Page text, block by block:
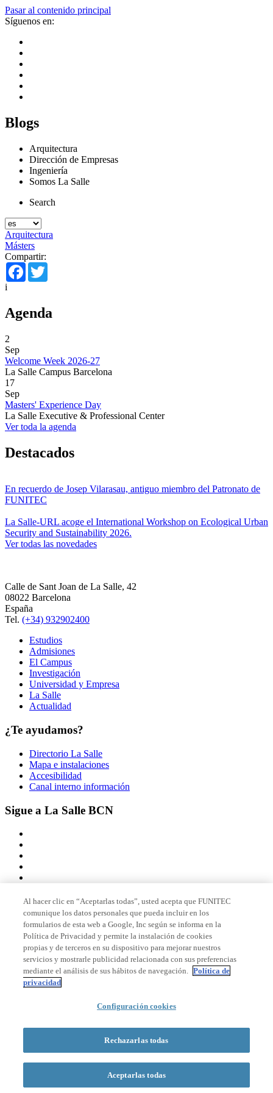
Pasar al contenido principal
Síguenos en:
Blogs
Arquitectura
Dirección de Empresas
Ingeniería
Somos La Salle
Search
Arquitectura
Másters
Compartir:
Facebook
i
Agenda
2
Sep
Welcome Week 2026-27
La Salle Campus Barcelona
17
Sep
Masters' Experience Day
La Salle Executive & Professional Center
Ver toda la agenda
Destacados
En recuerdo de Josep Vilarasau, antiguo miembro del Patronato de
FUNITEC
La Salle-URL acoge el International Workshop on Ecological Urban
Security and Sustainability 2026.
Ver todas las novedades
Calle de Sant Joan de La Salle, 42
08022 Barcelona
España
Tel. (+34) 932902400
Estudios
Admisiones
El Campus
Investigación
Universidad y Empresa
La Salle
Actualidad
¿Te ayudamos?
Directorio La Salle
Mapa e instalaciones
Accesibilidad
Canal interno información
Sigue a La Salle BCN
Miembro de
Acreditaciones
© 2026 La Salle Campus Barcelona - URL |
Formulario de búsqueda
Al hacer clic en “Aceptarlas todas”, usted acepta que FUNITEC
comunique los datos personales que pueda incluir en los
formularios de esta web a Google, Inc según se informa en la
Política de Privacidad y permite la instalación de cookies
propias y de terceros en su dispositivo para mejorar nuestros
servicios y mostrarle publicidad relacionada con sus preferencias
mediante el análisis de sus hábitos de navegación. Política de
privacidad
Configuración cookies
Rechazarlas todas
Aceptarlas todas